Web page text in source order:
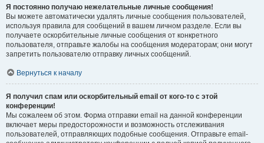
Я постоянно получаю нежелательные личные сообщения!
Вы можете автоматически удалять личные сообщения пользователей,
используя правила для сообщений в вашем личном разделе. Если вы
получаете оскорбительные личные сообщения от конкретного
пользователя, отправьте жалобы на сообщения модераторам; они могут
запретить пользователю отправку личных сообщений.
Вернуться к началу
Я получил спам или оскорбительный email от кого-то с этой
конференции!
Мы сожалеем об этом. Форма отправки email на данной конференции
включает меры предосторожности и возможность отслеживания
пользователей, отправляющих подобные сообщения. Отправьте email-